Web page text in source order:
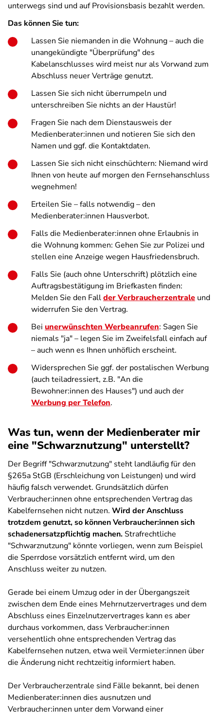
unterwegs sind und auf Provisionsbasis bezahlt werden.
Das können Sie tun:
Lassen Sie niemanden in die Wohnung – auch die
unangekündigte "Überprüfung" des
Kabelanschlusses wird meist nur als Vorwand zum
Abschluss neuer Verträge genutzt.
Lassen Sie sich nicht überrumpeln und
unterschreiben Sie nichts an der Haustür!
Fragen Sie nach dem Dienstausweis der
Medienberater:innen und notieren Sie sich den
Namen und ggf. die Kontaktdaten.
Lassen Sie sich nicht einschüchtern: Niemand wird
Ihnen von heute auf morgen den Fernsehanschluss
wegnehmen!
Erteilen Sie – falls notwendig – den
Medienberater:innen Hausverbot.
Falls die Medienberater:innen ohne Erlaubnis in
die Wohnung kommen: Gehen Sie zur Polizei und
stellen eine Anzeige wegen Hausfriedensbruch.
Falls Sie (auch ohne Unterschrift) plötzlich eine
Auftragsbestätigung im Briefkasten finden:
Melden Sie den Fallder Verbraucherzentrale und
widerrufen Sie den Vertrag.
Bei unerwünschten Werbeanrufen: Sagen Sie
niemals "ja" – legen Sie im Zweifelsfall einfach auf
– auch wenn es Ihnen unhöflich erscheint.
Widersprechen Sie ggf. der postalischen Werbung
(auch teiladressiert, z.B. "An die
Bewohner:innen des Hauses") und auch der
Werbung per Telefon.
Was tun, wenn der Medienberater mir
eine "Schwarznutzung" unterstellt?
Der Begriff "Schwarznutzung" steht landläufig für den
§265a StGB (Erschleichung von Leistungen) und wird
häufig falsch verwendet. Grundsätzlich dürfen
Verbraucher:innen ohne entsprechenden Vertrag das
Kabelfernsehen nicht nutzen. Wird der Anschluss
trotzdem genutzt, so können Verbraucher:innen sich
schadenersatzpflichtig machen. Strafrechtliche
"Schwarznutzung" könnte vorliegen, wenn zum Beispiel
die Sperrdose vorsätzlich entfernt wird, um den
Anschluss weiter zu nutzen.
Gerade bei einem Umzug oder in der Übergangszeit
zwischen dem Ende eines Mehrnutzervertrages und dem
Abschluss eines Einzelnutzervertrages kann es aber
durchaus vorkommen, dass Verbraucher:innen
versehentlich ohne entsprechenden Vertrag das
Kabelfernsehen nutzen, etwa weil Vermieter:innen über
die Änderung nicht rechtzeitig informiert haben.
Der Verbraucherzentrale sind Fälle bekannt, bei denen
Medienberater:innen dies ausnutzen und
Verbraucher:innen unter dem Vorwand einer